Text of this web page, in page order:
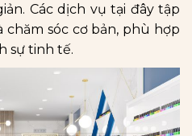
Các dịch vụ tại đây tập
sóc cơ bản, phù hợp
sự tinh tế.